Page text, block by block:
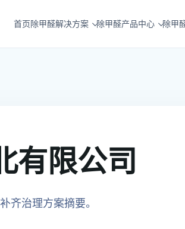
首页除甲醛解决方案 除甲醛产品中心 除甲
有限公司
齐治理方案摘要。